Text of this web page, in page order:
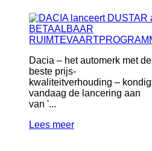
Dacia – het automerk met de
beste prijs-
kwaliteitverhouding –
vandaag de lancering aan
van '...
Lees meer